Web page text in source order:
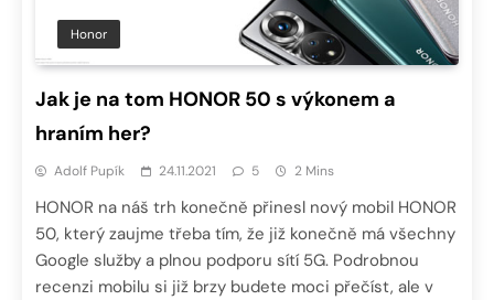
Honor
Jak je na tom HONOR 50 s výkonem a
hraním her?
Adolf Pupík 24.11.2021 5 2 Mins
HONOR na náš trh konečně přinesl nový mobil HONOR
50, který zaujme třeba tím, že již konečně má všechny
Google služby a plnou podporu sítí 5G. Podrobnou
recenzi mobilu si již brzy budete moci přečíst, ale v